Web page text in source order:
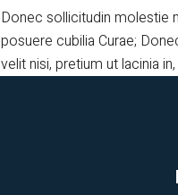
Donec sollicitudin molestie
posuere cubilia Curae;
velit nisi, pretium ut lacinia